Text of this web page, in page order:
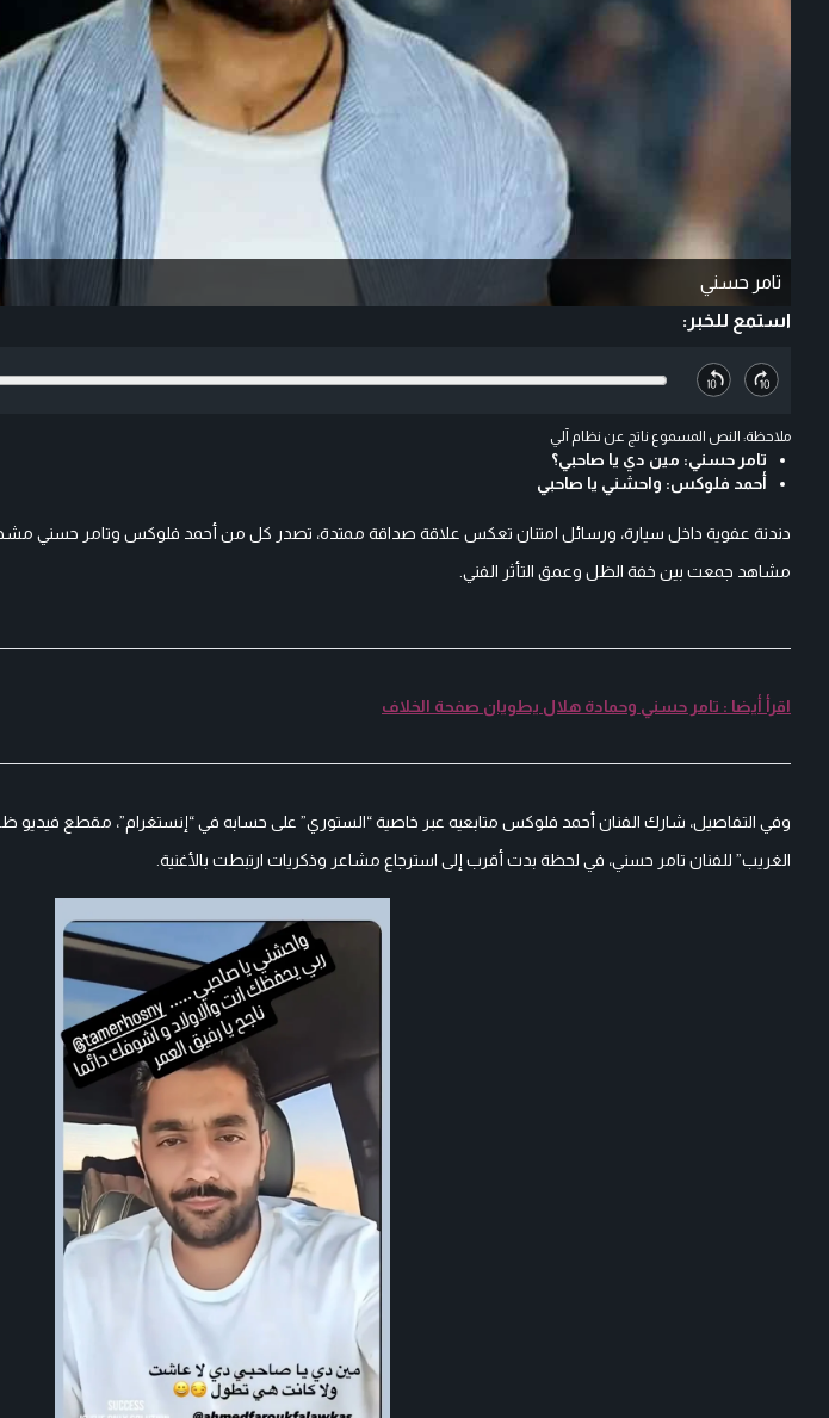
تامر حسني
استمع للخبر:
ملاحظة: النص المسموع ناتج عن نظام آلي
تامر حسني: مين دي يا صاحبي؟
أحمد فلوكس: واحشني يا صاحبي
دندنة عفوية داخل سيارة، ورسائل امتنان تعكس علاقة صداقة ممتدة، تصدر كل من أحمد فلوكس وتامر حسني
مشاهد جمعت بين خفة الظل وعمق التأثر الفني.
اقرأ أيضا : تامر حسني وحمادة هلال يطويان صفحة الخلاف
وفي التفاصيل، شارك الفنان أحمد فلوكس متابعيه عبر خاصية “الستوري” على حسابه في “إنستغرام”، مقطع فيديو
الغريب” للفنان تامر حسني، في لحظة بدت أقرب إلى استرجاع مشاعر وذكريات ارتبطت بالأغنية.